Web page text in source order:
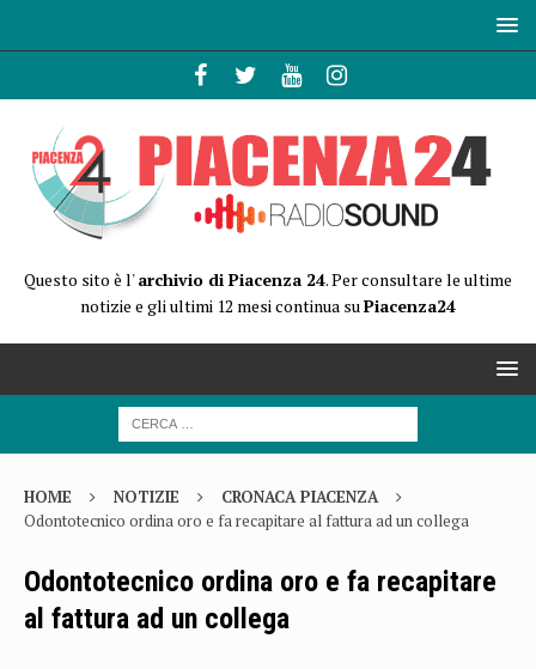
Questo sito è l'archivio di Piacenza 24. Per consultare le ultime
notizie e gli ultimi 12 mesi continua suPiacenza24
HOME NOTIZIE
CRONACA PIACENZA
Odontotecnico ordina oro e fa recapitare al fattura ad un collega
Odontotecnico ordina oro e fa recapitare
al fattura ad un collega